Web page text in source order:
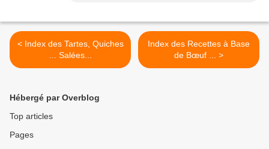
< Index des Tartes, Quiches
... Salées...
Index des Recettes à Base
de Bœuf ... >
Hébergé par Overblog
Top articles
Pages